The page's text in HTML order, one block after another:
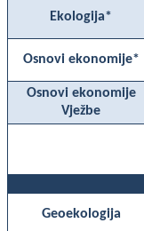
Ekologija*
Osnovi ekonomije*
Osnovi ekonomije
Vježbe
Geoekologija